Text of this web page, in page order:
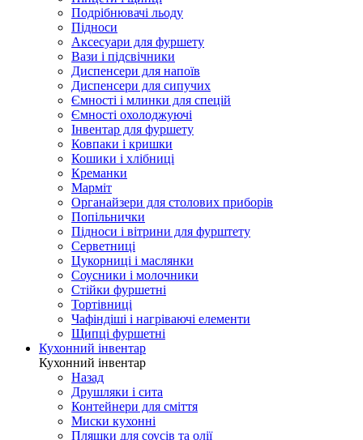
Подрібнювачі льоду
Підноси
Аксесуари для фуршету
Вази і підсвічники
Диспенсери для напоїв
Диспенсери для сипучих
Ємності і млинки для спецій
Ємності охолоджуючі
Інвентар для фуршету
Ковпаки і кришки
Кошики і хлібниці
Креманки
Марміт
Органайзери для столових приборів
Попільнички
Підноси і вітрини для фурштету
Серветниці
Цукорниці і маслянки
Соусники і молочники
Стійки фуршетні
Тортівниці
Чафіндіші і нагріваючі елементи
Щипці фуршетні
Кухонний інвентар
Кухонний інвентар
Назад
Друшляки і сита
Контейнери для сміття
Миски кухонні
Пляшки для соусів та олії